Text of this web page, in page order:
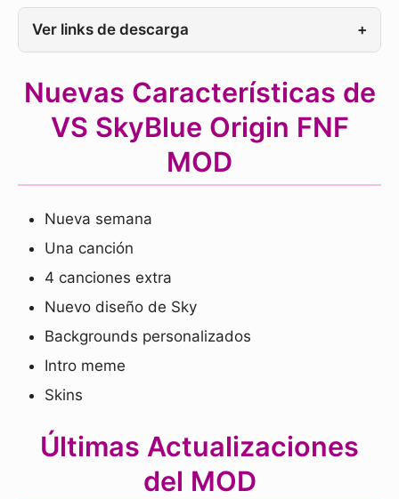
Ver links de descarga +
Nuevas Características de
VS SkyBlue Origin FNF
MOD
Nueva semana
Una canción
4 canciones extra
Nuevo diseño de Sky
Backgrounds personalizados
Intro meme
Skins
Últimas Actualizaciones
del MOD